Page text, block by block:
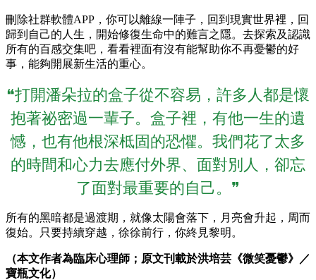
刪除社群軟體APP，你可以離線一陣子，回到現實世界裡，回
歸到自己的人生，開始修復生命中的難言之隱。去探索及認識
所有的百感交集吧，看看裡面有沒有能幫助你不再憂鬱的好
事，能夠開展新生活的重心。
❝打開潘朵拉的盒子從不容易，許多人都是懷
抱著祕密過一輩子。盒子裡，有他一生的遺
憾，也有他根深柢固的恐懼。我們花了太多
的時間和心力去應付外界、面對別人，卻忘
了面對最重要的自己。❞
所有的黑暗都是過渡期，就像太陽會落下，月亮會升起，周而
復始。只要持續穿越，徐徐前行，你終見黎明。
（本文作者為臨床心理師；原文刊載於洪培芸《微笑憂鬱》／
寶瓶文化）